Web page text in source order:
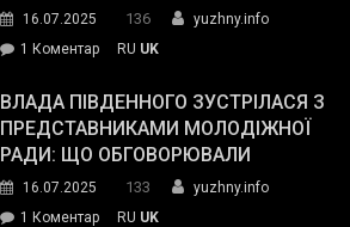
спільний
окупанти.
Маємо
діяти
команда
пожежу
у
16.07.2025 136
yuzhny.info
1 Коментардо
Південного
провів
інспекцію
укриття
RU UK
ВЛАДА ПІВДЕННОГО ЗУСТРІЛАСЯ З
ПРЕДСТАВНИКАМИ МОЛОДІЖНОЇ
РАДИ: ЩО ОБГОВОРЮВАЛИ
16.07.2025 133
yuzhny.info
1 Коментардо RU UK